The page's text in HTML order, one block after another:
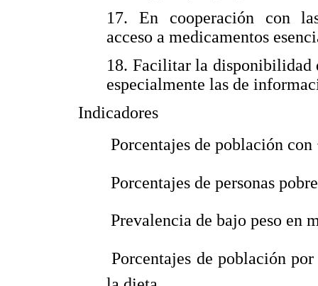
17. En cooperación con
acceso a medicamentos
18. Facilitar la disponibilidad
especialmente las de
Indicadores
 Porcentajes de población
 Porcentajes de personas
 Prevalencia de bajo peso en
 Porcentajes de población